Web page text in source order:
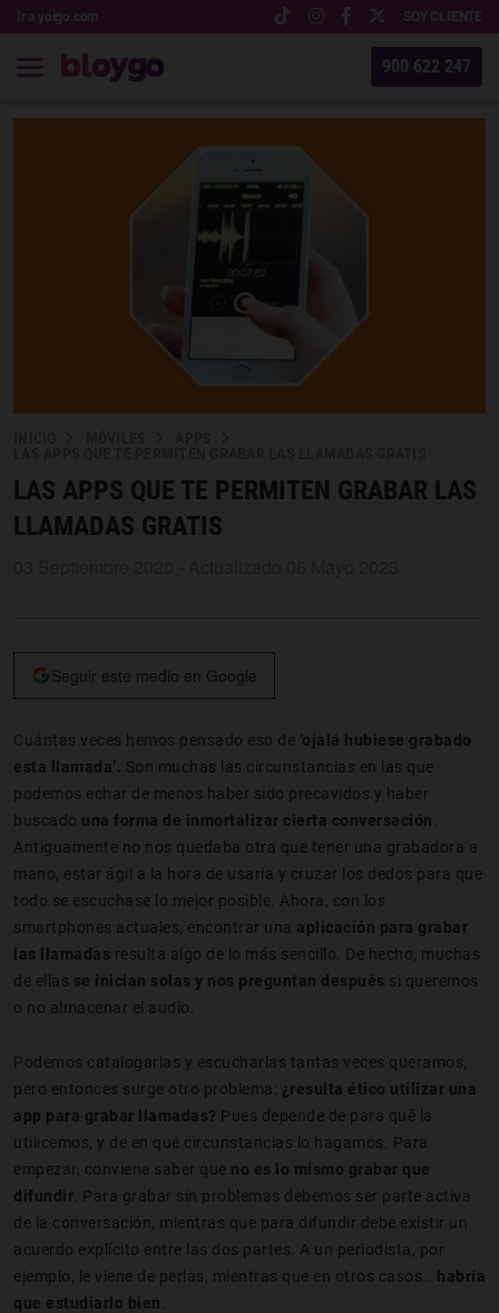
Ir a yoigo.com SOY CLIENTE
900 622 247
LAS APPS QUE TE PERMITEN GRABAR LAS
LLAMADAS GRATIS
Seguir este medio en Google
Cuántas veces hemos pensado eso de ‘ojalá hubiese grabado
esta llamada’. Son muchas las circunstancias en las que
podemos echar de menos haber sido precavidos y haber
buscado una forma de inmortalizar cierta conversación
Antiguamente no nos quedaba otra que tener una grabadora a
mano, estar ágil a la hora de usarla y cruzar los dedos para que
todo se escuchase lo mejor posible. Ahora, con los
smartphones actuales, encontrar una aplicación para grabar
las llamadas resulta algo de lo más sencillo. De hecho, muchas
de ellas se inician solas y nos preguntan después si queremos
o no almacenar el audio.
Podemos catalogarlas y escucharlas tantas veces queramos,
pero entonces surge otro problema: ¿resulta ético utilizar una
app para grabar llamadas? Pues depende de para qué la
utilicemos, y de en qué circunstancias lo hagamos. Para
empezar, conviene saber que no es lo mismo grabar que
difundir . Para grabar sin problemas debemos ser parte activa
de la conversación, mientras que para difundir debe existir un
acuerdo explícito entre las dos partes. A un periodista, por
ejemplo, le viene de perlas, mientras que en otros casos… habría
que estudiarlo bien